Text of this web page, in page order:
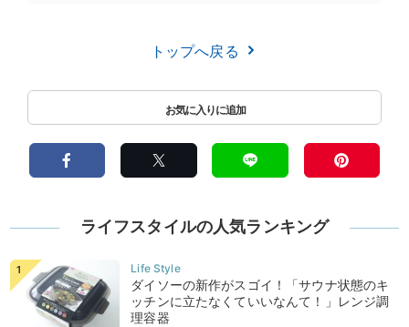
トップへ戻る
ライフスタイルの人気ランキング
ダイソーの新作がスゴイ！「サウナ状態のキ
ッチンに立たなくていいなんて！」レンジ調
理容器